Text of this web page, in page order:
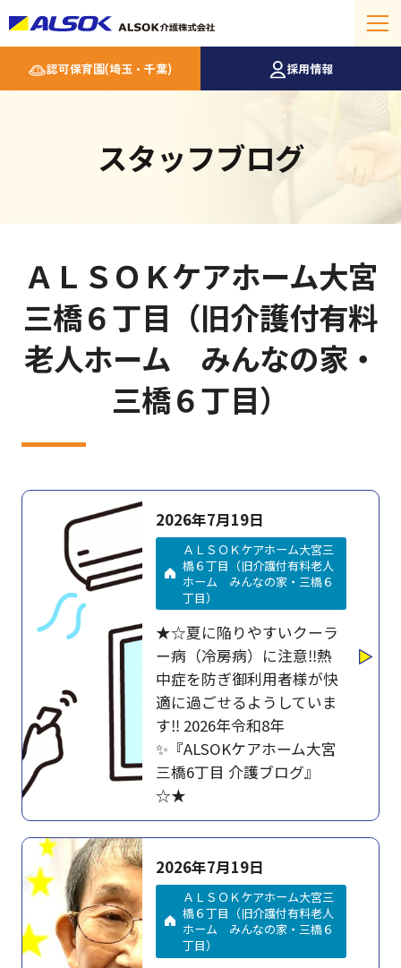
認可保育園(埼玉・千葉) 採用情報
スタッフブログ
ＡＬＳＯＫケアホーム大宮
三橋６丁目（旧介護付有料
老人ホーム みんなの家・
三橋６丁目）
2026年7月19日
ＡＬＳＯＫケアホーム大宮三
橋６丁目（旧介護付有料老人
ホーム みんなの家・三橋６
丁目）
★☆夏に陥りやすいクーラ
ー病（冷房病）に注意‼熱
中症を防ぎ御利用者様が快
適に過ごせるようしていま
す‼ 2026年令和8年
✨『ALSOKケアホーム大宮
三橋6丁目 介護ブログ』
☆★
2026年7月19日
ＡＬＳＯＫケアホーム大宮三
橋６丁目（旧介護付有料老人
ホーム みんなの家・三橋６
丁目）